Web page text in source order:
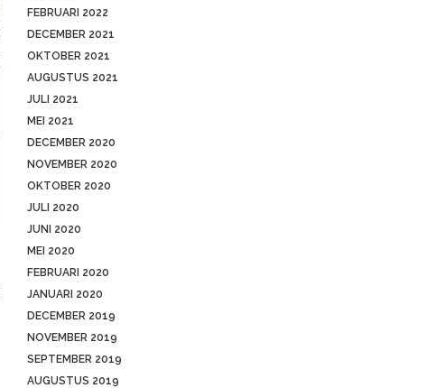
FEBRUARI 2022
DECEMBER 2021
OKTOBER 2021
AUGUSTUS 2021
JULI 2021
MEI 2021
DECEMBER 2020
NOVEMBER 2020
OKTOBER 2020
JULI 2020
JUNI 2020
MEI 2020
FEBRUARI 2020
JANUARI 2020
DECEMBER 2019
NOVEMBER 2019
SEPTEMBER 2019
AUGUSTUS 2019